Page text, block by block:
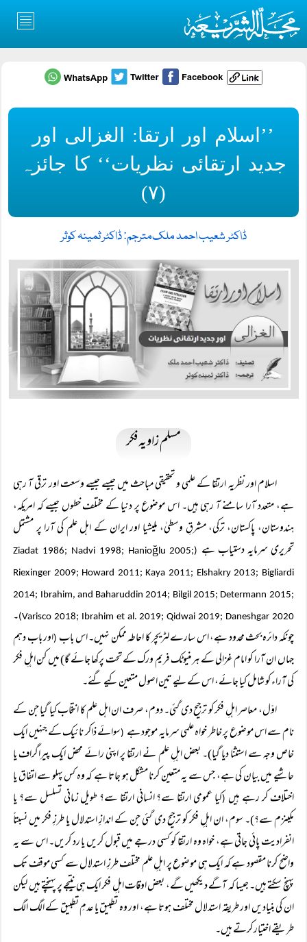
’’اسلام اور ارتقا: الغزالی اور
جدید ارتقائی نظریات‘‘ کا جائزہ
(۷)
ڈاکٹر شعیب احمد ملکمترجم: ڈاکٹر ثمینہ کوثر
مسلم زاویہ فکر
اسلام اور نظریہ ارتقا کے علمی و تحقیقی مباحث میں جیسے جیسے وسعت اور ترقی آ رہی
ہے، متعدد آرا سامنے آ رہی ہیں۔ اس موضوع پر دنیا کے مختلف خطوں جیسے کہ امریکہ،
ہندوستان، پاکستان، ترکی، مشرقِ وسطیٰ، ملیشیا اور ایران کے اہل علم کی آرا پر مشتمل
تحریری سرمایہ دستیاب ہے (Ziadat 1986; Nadvi 1998; Hanio
ğlu 2005;
Riexinger 2009; Howard 2011; Kaya 2011; Elshakry 2013; Bigliardi
2014; Ibrahim, and Baharuddin 2014; Bilgil 2015; Determann 2015;
Varisco 2018; Ibrahim et al. 2019; Qidwai 2019; Daneshgar 2020) ۔
چونکہ دائرہ بحث محدود ہے، اس سارے لٹریچر کا احاطہ ممکن نہیں۔ اس باب (اور باب دہم
جہاں ان آرا کو امام غزالی کے ہرمنیوٹک فریم ورک کے تحت پرکھا جائے گا) میں کن اہلِ فکر
کی آراء کو شامل کیا جائے، اس کے لیے تین اصول متعین کیے گئے۔
اوّل، معاصر اہلِ فکر کو ترجیح دی گئی۔ دوم، صرف ان اہل علم کا انتخاب کیا گیا جن کے
نام سے اس موضوع پر خاطر خواہ علمی سرمایہ موجود ہے (سوائے ذاکر نائیک کے جنہیں ایک
خاص وجہ سے استثنا دیا گیا)۔ بعض اہلِ علم نے ارتقا پر اپنی رائے محض ایک پیراگراف یا
حاشیے میں بیان کی ہے، جس سے یہ متعین کرنا مشکل ہو جاتا ہے کہ وہ کس پہلو سے اتفاق یا
اختلاف کر رہے ہیں (کیا عمومی ارتقا سے؟ انسانی ارتقا سے؟ طویل زمانی تسلسل سے؟ یا
مکینزم سے؟)۔ سوم، ان اہلِ فکر کو ترجیح دی گئی جن کے اندازِ استدلال یا طرزِ فکر میں نسبتاً
انفرادیت پائی جاتی ہے، خواہ وہ ارتقا کو کسی درجے میں قبول کریں یا رد کریں۔ اس سے یہ
واضح کرنا مقصود ہے کہ ایک ہی موضوع پر اہلِ علم مختلف طرزِ استدلال سے کسی موقف تک
پہنچ سکتے ہیں۔ جیسا کہ آگے دیکھیں گے، بعض اوقات اہلِ فکر ایک ہی نتیجے پر پہنچتے ہیں لیکن
ان کی بنیادیں اور طریقہ استدلال مختلف ہوتا ہے، اور وہ تطبیق یا عدمِ تطبیق کے الگ الگ
طریقے اختیار کرتے ہیں۔